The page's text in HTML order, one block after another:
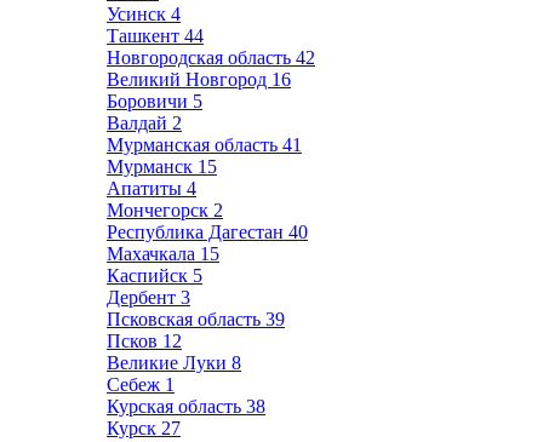
Усинск 4
Ташкент 44
Новгородская область 42
Великий Новгород 16
Боровичи 5
Валдай 2
Мурманская область 41
Мурманск 15
Апатиты 4
Мончегорск 2
Республика Дагестан 40
Махачкала 15
Каспийск 5
Дербент 3
Псковская область 39
Псков 12
Великие Луки 8
Себеж 1
Курская область 38
Курск 27